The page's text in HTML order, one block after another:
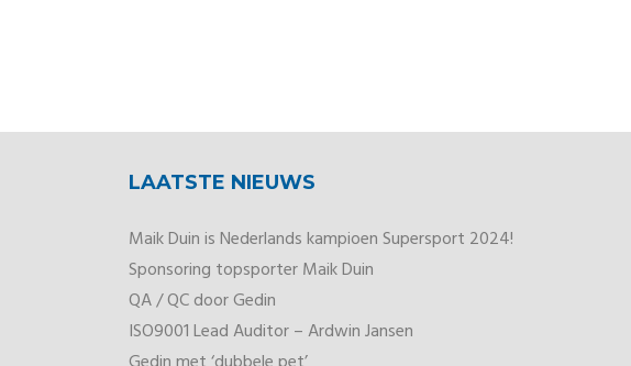
LAATSTE NIEUWS
Maik Duin is Nederlands kampioen Supersport 2024!
Sponsoring topsporter Maik Duin
QA / QC door Gedin
ISO9001 Lead Auditor – Ardwin Jansen